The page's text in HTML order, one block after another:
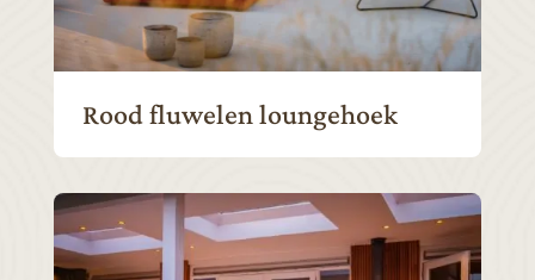
Rood fluwelen loungehoek